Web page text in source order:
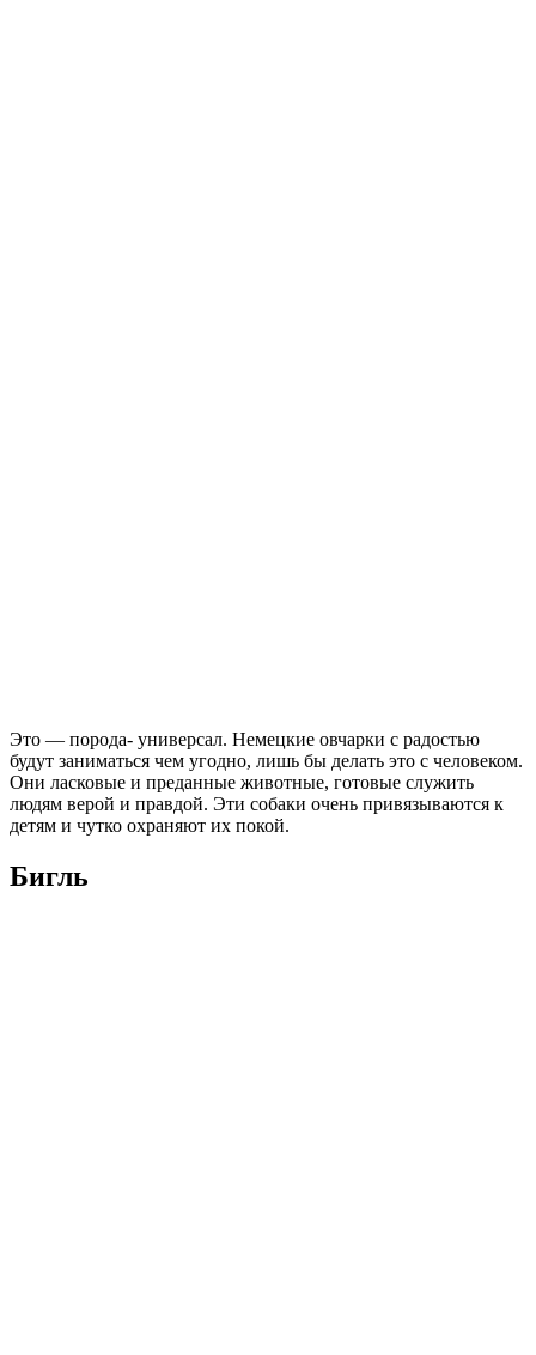
Это — порода- универсал. Немецкие овчарки с радостью
будут заниматься чем угодно, лишь бы делать это с человеком.
Они ласковые и преданные животные, готовые служить
людям верой и правдой. Эти собаки очень привязываются к
детям и чутко охраняют их покой.
Бигль